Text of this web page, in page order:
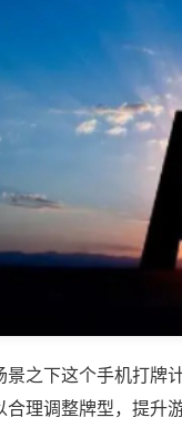
景之下这个手机打牌
理调整牌型，提升